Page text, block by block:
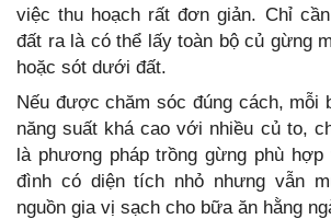
việc thu hoạch rất đơn giản. Chỉ
đất ra là có thể lấy toàn bộ củ gừng
hoặc sót dưới đất.
Nếu được chăm sóc đúng cách, mỗi
năng suất khá cao với nhiều củ to,
là phương pháp trồng gừng phù
đình có diện tích nhỏ nhưng vẫn
nguồn gia vị sạch cho bữa ăn hằng